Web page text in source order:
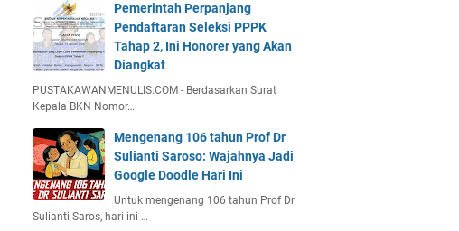
Pemerintah Perpanjang
Pendaftaran Seleksi PPPK
Tahap 2, Ini Honorer yang Akan
Diangkat
PUSTAKAWANMENULIS.COM - Berdasarkan Surat
Kepala BKN Nomor…
Mengenang 106 tahun Prof Dr
Sulianti Saroso: Wajahnya Jadi
Google Doodle Hari Ini
Untuk mengenang 106 tahun Prof Dr
Sulianti Saros, hari ini …